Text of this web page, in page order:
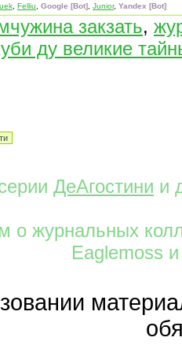
Felliu Google [Bot] Junior, Yandex [Bot]
закзать,
ду великие
ДеАгостини и
о журнальных
Eaglemoss и